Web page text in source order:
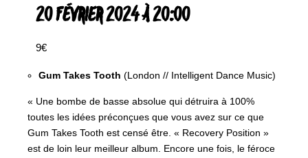
20 FÉVRIER 2024 À 20:00
9€
Gum Takes Tooth (London // Intelligent Dance Music)
« Une bombe de basse absolue qui détruira à 100%
toutes les idées préconçues que vous avez sur ce que
Gum Takes Tooth est censé être. « Recovery Position »
est de loin leur meilleur album. Encore une fois, le féroce